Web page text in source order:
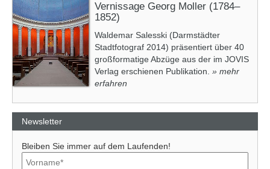
Vernissage Georg Moller (1784–
1852)
Waldemar Salesski (Darmstädter
Stadtfotograf 2014) präsentiert über 40
großformatige Abzüge aus der im JOVIS
Verlag erschienen Publikation. » mehr
erfahren
Newsletter
Bleiben Sie immer auf dem Laufenden!